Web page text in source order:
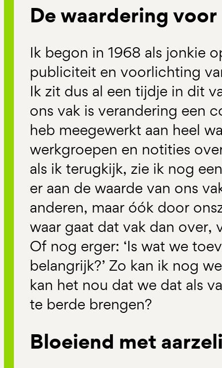
De waardering
Ik begon in 1968 als jonkie
publiciteit en voorlichting
Ik zit dus al een tijdje in dit
ons vak is verandering een
heb meegewerkt aan heel
werkgroepen en notities
als ik terugkijk, zie ik nog
er aan de waarde van ons
anderen, maar óók door
waar gaat dat vak dan over,
Of nog erger: ‘Is wat we
belangrijk?’ Zo kan ik nog
kan het nou dat we dat als
te berde brengen?
Bloeiend met